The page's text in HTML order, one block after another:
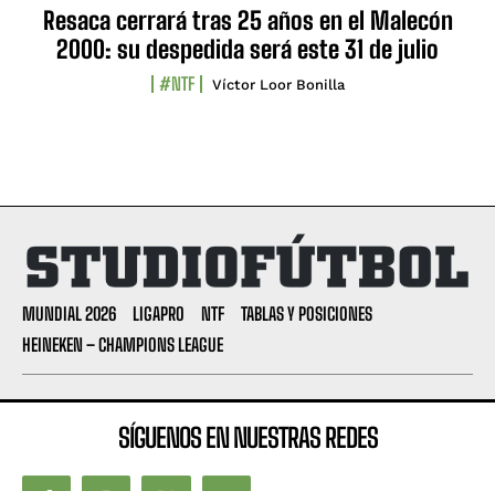
Resaca cerrará tras 25 años en el Malecón
2000: su despedida será este 31 de julio
#NTF Víctor Loor Bonilla
MUNDIAL 2026 LIGAPRO NTF
TABLAS Y POSICIONES
HEINEKEN – CHAMPIONS LEAGUE
SÍGUENOS EN NUESTRAS REDES